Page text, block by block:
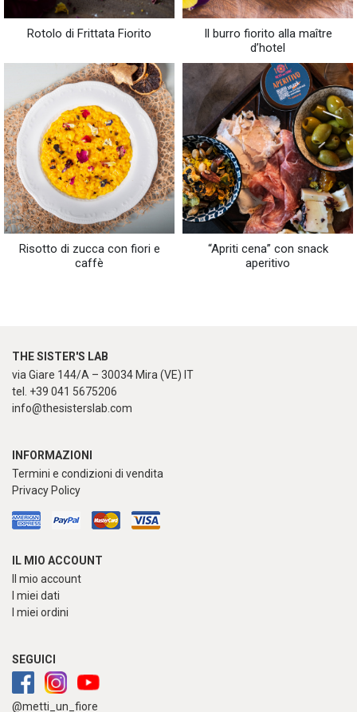
Rotolo di Frittata Fiorito
Il burro fiorito alla maître
d’hotel
Risotto di zucca con fiori e
caffè
“Apriti cena” con snack
aperitivo
THE SISTER'S LAB
via Giare 144/A – 30034 Mira (VE) IT
tel. +39 041 5675206
info@thesisterslab.com
INFORMAZIONI
Termini e condizioni di vendita
Privacy Policy
IL MIO ACCOUNT
Il mio account
I miei dati
I miei ordini
SEGUICI
@metti_un_fiore